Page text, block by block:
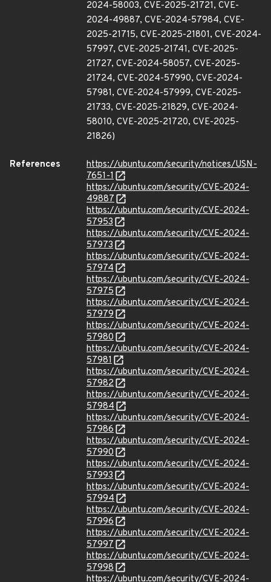
2024-58003, CVE-2025-21721, CVE-
2024-49887, CVE-2024-57984, CVE-
2025-21715, CVE-2025-21801, CVE-2024-
57997, CVE-2025-21741, CVE-2025-
21727, CVE-2024-58057, CVE-2025-
21724, CVE-2024-57990, CVE-2024-
57981, CVE-2024-57999, CVE-2025-
21733, CVE-2025-21829, CVE-2024-
58010, CVE-2025-21720, CVE-2025-
21826)
References
https://ubuntu.com/security/notices/USN-
7651-1
https://ubuntu.com/security/CVE-2024-
49887
https://ubuntu.com/security/CVE-2024-
57953
https://ubuntu.com/security/CVE-2024-
57973
https://ubuntu.com/security/CVE-2024-
57974
https://ubuntu.com/security/CVE-2024-
57975
https://ubuntu.com/security/CVE-2024-
57979
https://ubuntu.com/security/CVE-2024-
57980
https://ubuntu.com/security/CVE-2024-
57981
https://ubuntu.com/security/CVE-2024-
57982
https://ubuntu.com/security/CVE-2024-
57984
https://ubuntu.com/security/CVE-2024-
57986
https://ubuntu.com/security/CVE-2024-
57990
https://ubuntu.com/security/CVE-2024-
57993
https://ubuntu.com/security/CVE-2024-
57994
https://ubuntu.com/security/CVE-2024-
57996
https://ubuntu.com/security/CVE-2024-
57997
https://ubuntu.com/security/CVE-2024-
57998
https://ubuntu.com/security/CVE-2024-